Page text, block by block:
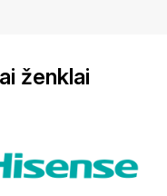
ženklai